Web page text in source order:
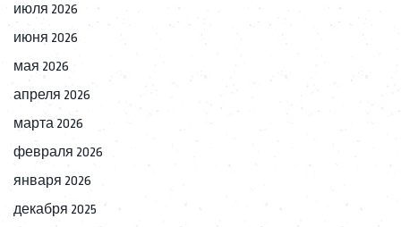
июля 2026
июня 2026
мая 2026
апреля 2026
марта 2026
февраля 2026
января 2026
декабря 2025